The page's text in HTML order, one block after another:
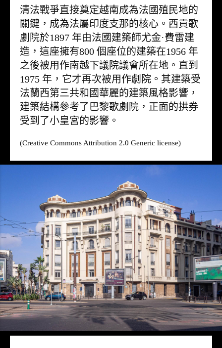
清法戰爭直接奠定越南成為法國殖民地的
關鍵，成為法屬印度支那的核心。西貢歌
劇院於1897 年由法國建築師尤金·費雷建
造，這座擁有800 個座位的建築在1956 年
之後被用作南越下議院議會所在地。直到
1975 年，它才再次被用作劇院。其建築受
法蘭西第三共和國華麗的建築風格影響，
建築結構參考了巴黎歌劇院，正面的拱券
受到了小皇宮的影響。
(Creative Commons Attribution 2.0 Generic license)